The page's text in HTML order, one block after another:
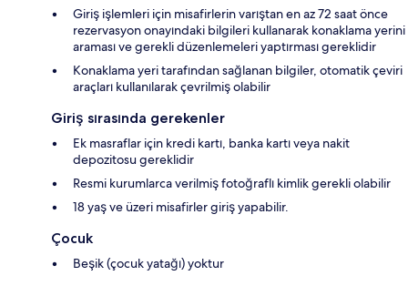
Giriş işlemleri için misafirlerin varıştan en az 72 saat önce
rezervasyon onayındaki bilgileri kullanarak konaklama yerini
araması ve gerekli düzenlemeleri yaptırması gereklidir
Konaklama yeri tarafından sağlanan bilgiler, otomatik çeviri
araçları kullanılarak çevrilmiş olabilir
Giriş sırasında gerekenler
Ek masraflar için kredi kartı, banka kartı veya nakit
depozitosu gereklidir
Resmi kurumlarca verilmiş fotoğraflı kimlik gerekli olabilir
18 yaş ve üzeri misafirler giriş yapabilir.
Çocuk
Beşik (çocuk yatağı) yoktur